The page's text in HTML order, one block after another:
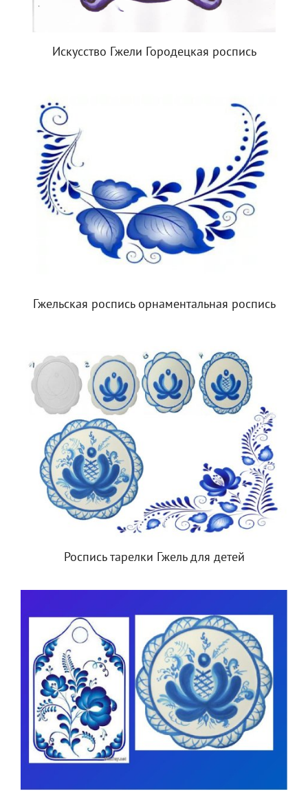
Искусство Гжели Городецкая роспись
Гжельская роспись орнаментальная роспись
Роспись тарелки Гжель для детей